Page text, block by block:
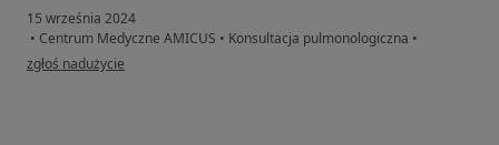
15 września 2024
• Centrum Medyczne AMICUS • Konsultacja pulmonologiczna •
w opinii użytkownika MR
zgłoś nadużycie